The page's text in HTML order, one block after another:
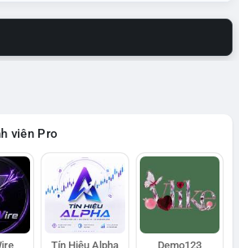
viên Pro
Tín Hiệu Alpha Demo123